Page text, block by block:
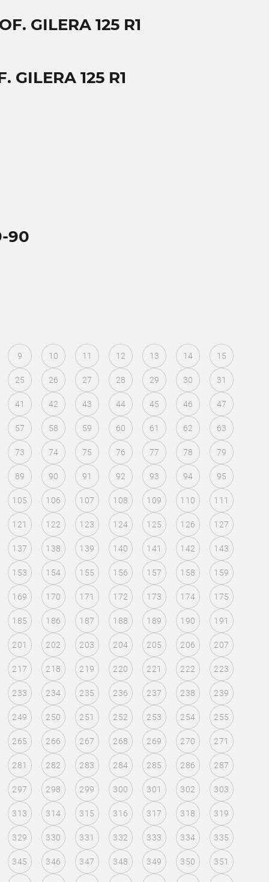
GILERA 125 R1
GILERA 125 R1
90
9 10 11 12 13 14 15
25 26 27 28 29 30 31
41 42 43 44 45 46 47
57 58 59 60 61 62 63
73 74 75 76 77 78 79
89 90 91 92 93 94 95
105 106 107 108 109 110 111
121 122 123 124 125 126 127
137 138 139 140 141 142 143
153 154 155 156 157 158 159
169 170 171 172 173 174 175
185 186 187 188 189 190 191
201 202 203 204 205 206 207
217 218 219 220 221 222 223
233 234 235 236 237 238 239
249 250 251 252 253 254 255
265 266 267 268 269 270 271
281 282 283 284 285 286 287
297 298 299 300 301 302 303
313 314 315 316 317 318 319
329 330 331 332 333 334 335
345 346 347 348 349 350 351